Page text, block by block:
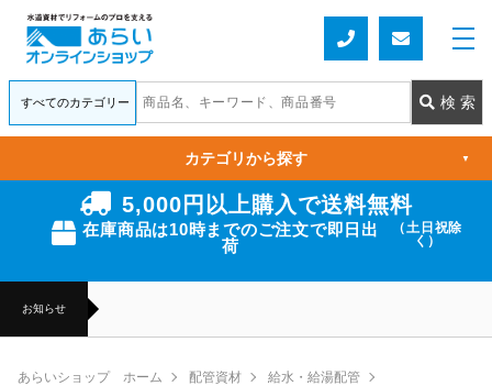
5,000円以上購入で送料無料
在庫商品は10時までのご注文で即日出
荷
（土日祝除
く）
お知らせ
カテゴリから探す ▼
あらいショップ ホーム 配管資材
給水・給湯配管